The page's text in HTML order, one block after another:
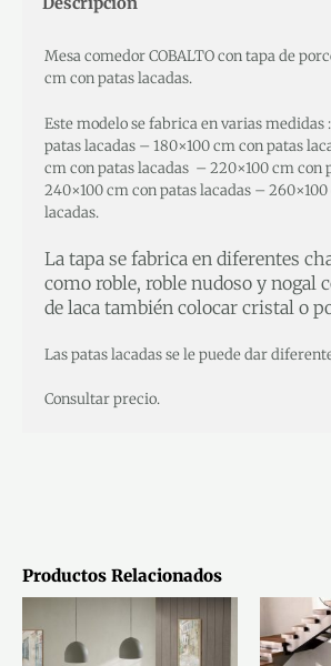
Mesa comedor COBALTO con tapa de
cm con patas lacadas.
Este modelo se fabrica en varias medidas
patas lacadas – 180×100 cm con patas
cm con patas lacadas – 220×100 cm con
240×100 cm con patas lacadas –
lacadas.
La tapa se fabrica en diferentes
como roble, roble nudoso y nogal
de laca también colocar cristal o
Las patas lacadas se le puede dar
Consultar precio.
Productos Relacionados